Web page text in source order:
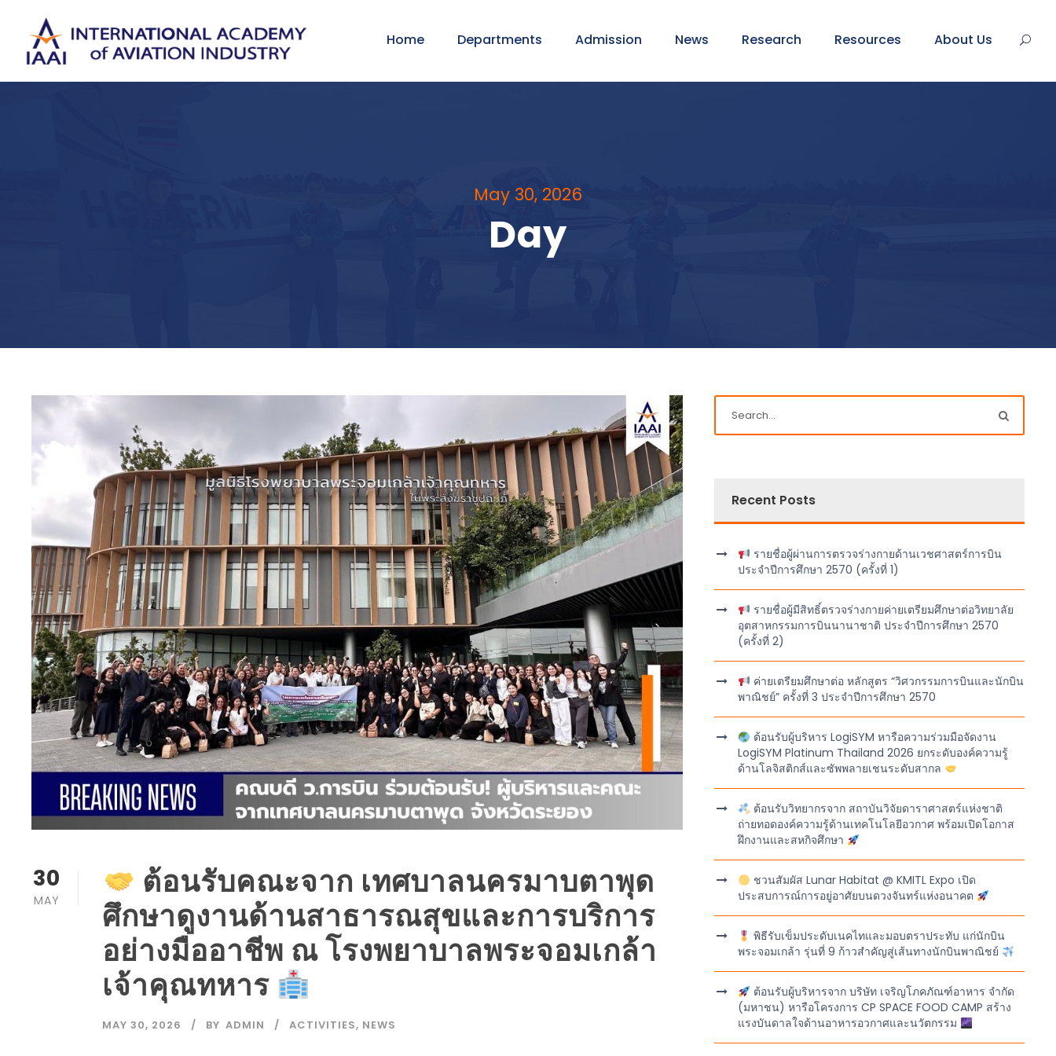
Home Departments Admission News Research Resources About Us
May 30, 2026
Day
30
MAY
ต้อนรับคณะจาก เทศบาลนครมาบตาพุด
ศึกษาดูงานด้านสาธารณสุขและการบริการ
อย่างมืออาชีพ ณ โรงพยาบาลพระจอมเกล้า
เจ้าคุณทหาร
MAY 30, 2026 BY ADMIN ACTIVITIES, NEWS
Recent Posts
รายชื่อผู้ผ่านการตรวจร่างกายด้านเวชศาสตร์การบิน
ประจำปีการศึกษา 2570 (ครั้งที่ 1)
รายชื่อผู้มีสิทธิ์ตรวจร่างกายค่ายเตรียมศึกษาต่อวิทยาลัย
อุตสาหกรรมการบินนานาชาติ ประจำปีการศึกษา 2570
(ครั้งที่ 2)
ค่ายเตรียมศึกษาต่อ หลักสูตร “วิศวกรรมการบินและนักบิน
พาณิชย์” ครั้งที่ 3 ประจำปีการศึกษา 2570
ต้อนรับผู้บริหาร LogiSYM หารือความร่วมมือจัดงาน
LogiSYM Platinum Thailand 2026 ยกระดับองค์ความรู้
ด้านโลจิสติกส์และซัพพลายเชนระดับสากล
ต้อนรับวิทยากรจาก สถาบันวิจัยดาราศาสตร์แห่งชาติ
ถ่ายทอดองค์ความรู้ด้านเทคโนโลยีอวกาศ พร้อมเปิดโอกาส
ฝึกงานและสหกิจศึกษา
ชวนสัมผัส Lunar Habitat @ KMITL Expo เปิด
ประสบการณ์การอยู่อาศัยบนดวงจันทร์แห่งอนาคต
พิธีรับเข็มประดับเนคไทและมอบตราประทับ แก่นักบิน
พระจอมเกล้า รุ่นที่ 9 ก้าวสำคัญสู่เส้นทางนักบินพาณิชย์
ต้อนรับผู้บริหารจาก บริษัท เจริญโภคภัณฑ์อาหาร จำกัด
(มหาชน) หารือโครงการ CP SPACE FOOD CAMP สร้าง
แรงบันดาลใจด้านอาหารอวกาศและนวัตกรรม